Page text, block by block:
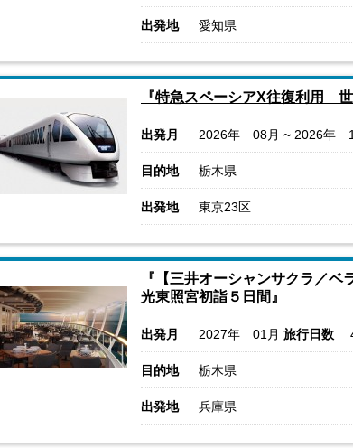
出発地 愛知県
『特急スペーシアX往復利用
出発月 2026年 08月 ~ 2026年
目的地 栃木県
出発地 東京23区
『【三井オーシャンサクラ／
光東照宮初詣５日間』
出発月 2027年 01月 旅行日数
目的地 栃木県
出発地 兵庫県